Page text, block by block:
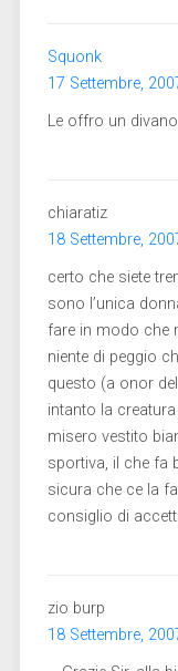
Squonk
17 Settembre,
Le offro un
chiaratiz
18 Settembre,
certo che siete
sono l’unica
fare in modo che
niente di peggio
questo (a onor
intanto la
misero vestito
sportiva, il che fa
sicura che ce la
consiglio di
zio burp
18 Settembre,